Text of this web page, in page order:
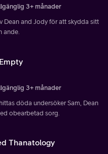
3+ månader
Dean and Jody för att skydda sitt
ande.
3+ månader
döda undersöker Sam, Dean
obearbetad sorg.
Thanatology